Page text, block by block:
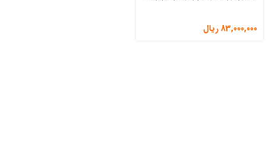
83,000,000ریال